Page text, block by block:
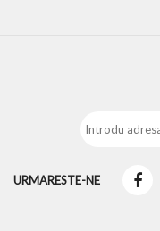
URMARESTE-NE